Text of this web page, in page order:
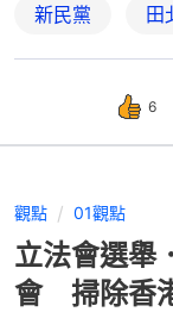
新民黨 田
6
觀點 01觀點
立法會選舉
會 掃除香